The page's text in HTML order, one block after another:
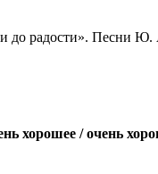
радости». Песни Ю.
хорошее / очень